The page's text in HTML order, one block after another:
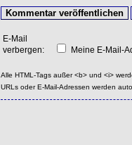
E-Mail
verbergen:
Meine E-Mail-
Alle HTML-Tags außer <b> und <i>
URLs oder E-Mail-Adressen werden